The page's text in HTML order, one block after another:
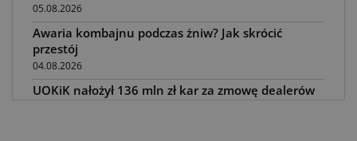
05.08.2026
Awaria kombajnu podczas żniw? Jak skrócić
przestój
04.08.2026
UOKiK nałożył 136 mln zł kar za zmowę dealerów